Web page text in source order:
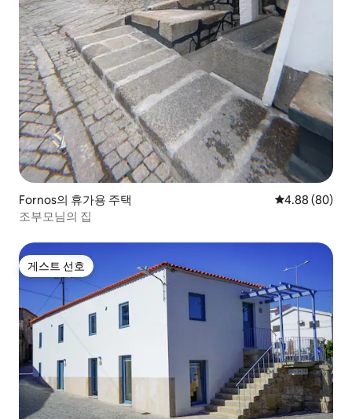
Fornos의 휴가용 주택 평점 4.88점(5
4.88 (80)
조부모님의 집
게스트 선호
게스트 선호